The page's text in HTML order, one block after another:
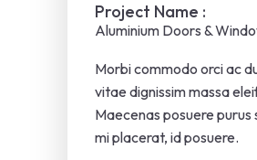
Project Name :
Aluminium Doors &
Morbi commodo orci ac
vitae dignissim massa
Maecenas posuere purus
mi placerat, id posuere.